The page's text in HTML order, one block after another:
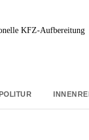
KFZ-Aufbereitung